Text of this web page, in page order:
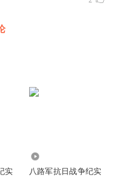
实 八路军抗日战争纪实